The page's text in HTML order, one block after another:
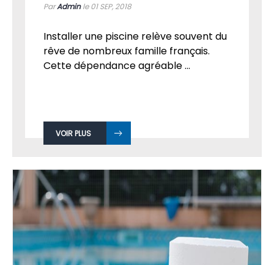
ParAdminle 01SEP, 2018
Installer une piscine relève souvent du
rêve de nombreux famille français.
Cette dépendance agréable ...
VOIR PLUS